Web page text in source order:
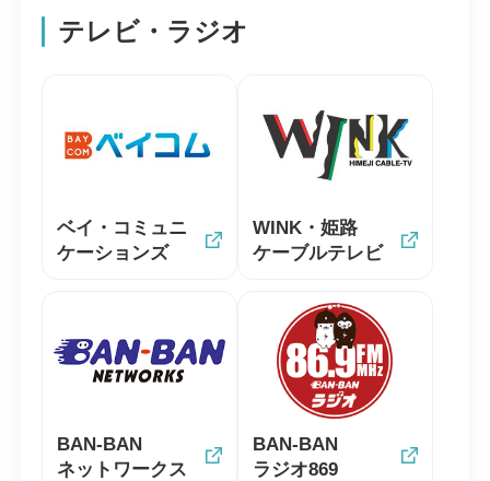
テレビ・ラジオ
ベイ・コミュニ
ケーションズ
WINK・姫路
ケーブルテレビ
BAN-BAN
ネットワークス
BAN-BAN
ラジオ869